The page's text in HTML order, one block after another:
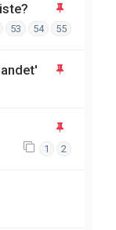
53 54 55
1 2